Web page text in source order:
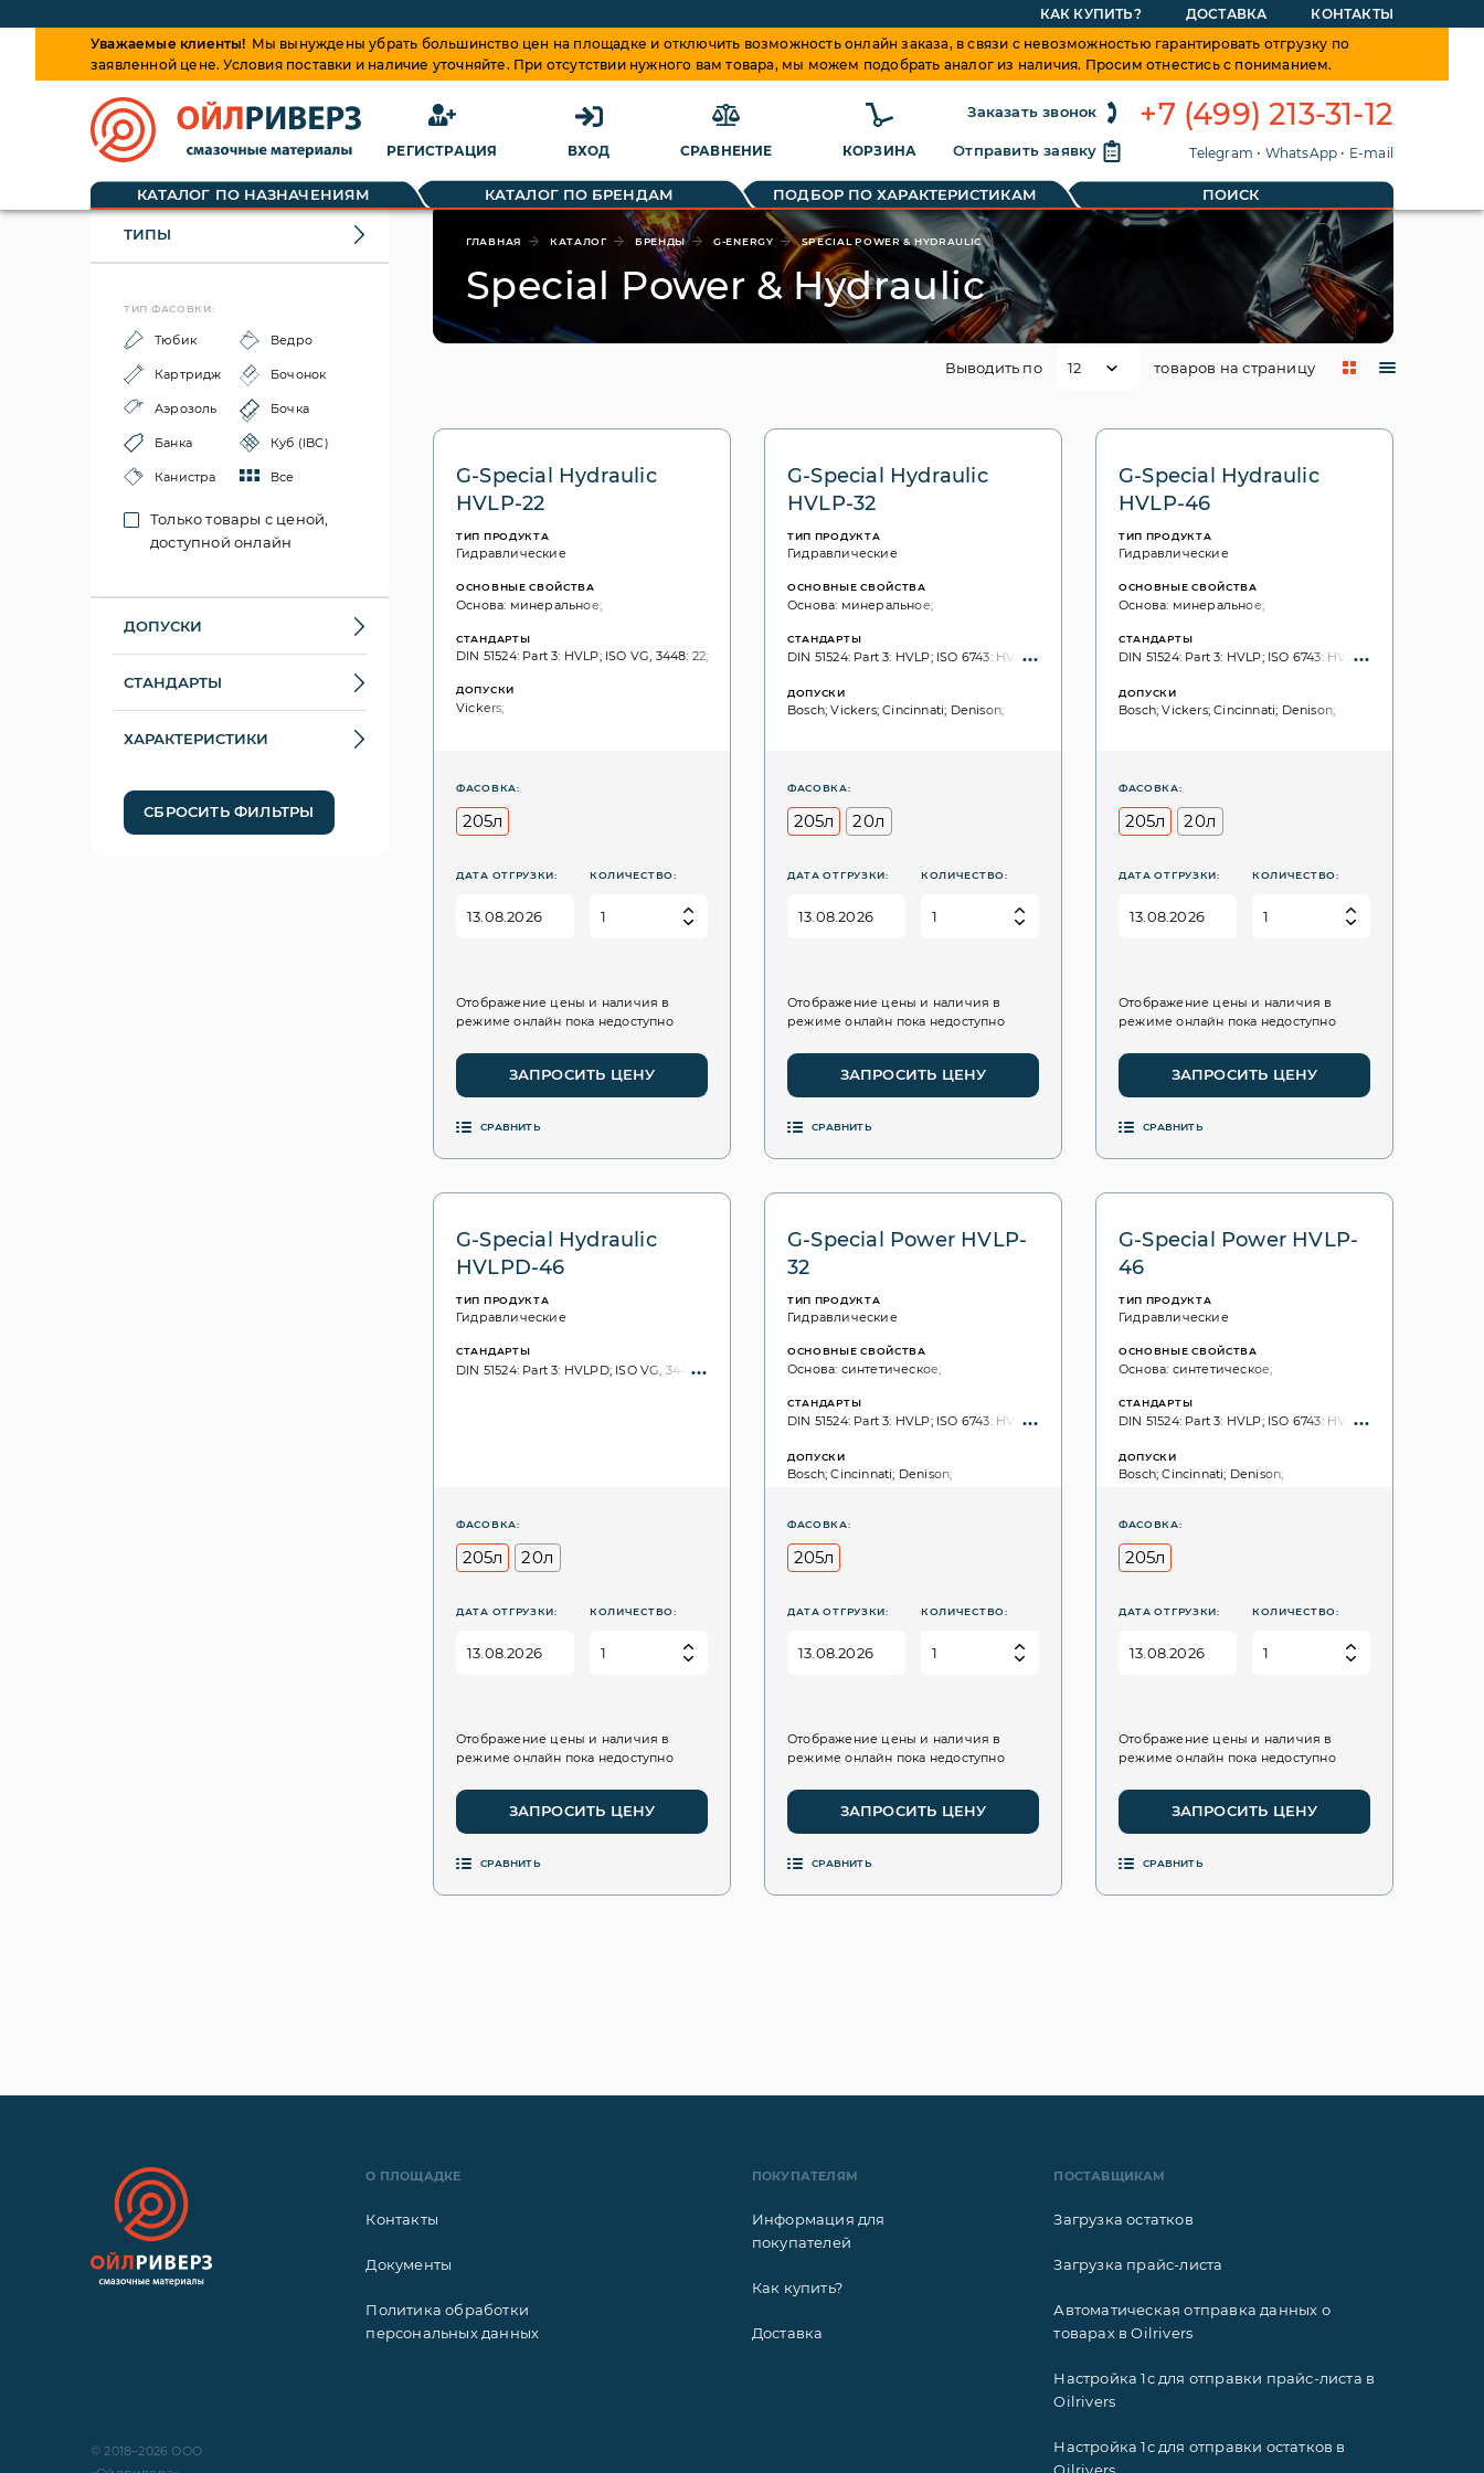
КАК КУПИТЬ? ДОСТАВКА
КОНТАКТЫ
Уважаемые клиенты! Мы вынуждены убрать большинство цен на площадке и отключить возможность онлайн заказа, в связи с невозможностью гарантировать отгрузку по
заявленной цене. Условия поставки и наличие уточняйте. При отсутствии нужного вам товара, мы можем подобрать аналог из наличия. Просим отнестись с пониманием.
РЕГИСТРАЦИЯ ВХОД СРАВНЕНИЕ КОРЗИНА
Заказать звонок
Отправить заявку
+7 (499) 213-31-12
Telegram • WhatsApp • E-mail
ПОИСК
ПОДБОР ПО ХАРАКТЕРИСТИКАМ
КАТАЛОГ ПО БРЕНДАМ
КАТАЛОГ ПО НАЗНАЧЕНИЯМ
ТИПЫ
ТИП ФАСОВКИ:
Тюбик Ведро
Картридж Бочонок
Аэрозоль Бочка
Банка Куб (IBC)
Канистра Все
Только товары с ценой,
доступной онлайн
ДОПУСКИ
СТАНДАРТЫ
ХАРАКТЕРИСТИКИ
СБРОСИТЬ ФИЛЬТРЫ
ГЛАВНАЯ КАТАЛОГ БРЕНДЫ G-ENERGY SPECIAL POWER & HYDRAULIC
Special Power & Hydraulic
Выводить по товаров на страницу
G-Special Hydraulic
HVLP-22
ТИП ПРОДУКТА
Гидравлические
ОСНОВНЫЕ СВОЙСТВА
Основа: минеральное;
СТАНДАРТЫ
DIN 51524: Part 3: HVLP; ISO VG, 3448: 22;
ДОПУСКИ
Vickers;
ФАСОВКА:
205л
ДАТА ОТГРУЗКИ: КОЛИЧЕСТВО:
Отображение цены и наличия в
режиме онлайн пока недоступно
ЗАПРОСИТЬ ЦЕНУ
СРАВНИТЬ
G-Special Hydraulic
HVLP-32
ТИП ПРОДУКТА
Гидравлические
ОСНОВНЫЕ СВОЙСТВА
Основа: минеральное;
СТАНДАРТЫ
DIN 51524: Part 3: HVLP; ISO 6743: HV; ISO: 11158; ISO VG, 3448: 32;
ДОПУСКИ
Bosch; Vickers; Cincinnati; Denison;
ФАСОВКА:
205л 20л
ДАТА ОТГРУЗКИ: КОЛИЧЕСТВО:
Отображение цены и наличия в
режиме онлайн пока недоступно
ЗАПРОСИТЬ ЦЕНУ
СРАВНИТЬ
G-Special Hydraulic
HVLP-46
ТИП ПРОДУКТА
Гидравлические
ОСНОВНЫЕ СВОЙСТВА
Основа: минеральное;
СТАНДАРТЫ
DIN 51524: Part 3: HVLP; ISO 6743: HV; ISO: 11158; ISO VG,
ДОПУСКИ
Bosch; Vickers; Cincinnati; Denison;
ФАСОВКА:
205л 20л
ДАТА ОТГРУЗКИ: КОЛИЧЕСТВО:
Отображение цены и наличия в
режиме онлайн пока недоступно
ЗАПРОСИТЬ ЦЕНУ
СРАВНИТЬ
G-Special Hydraulic
HVLPD-46
ТИП ПРОДУКТА
Гидравлические
СТАНДАРТЫ
DIN 51524: Part 3: HVLPD; ISO VG, 3448: 46;
ФАСОВКА:
205л 20л
ДАТА ОТГРУЗКИ: КОЛИЧЕСТВО:
Отображение цены и наличия в
режиме онлайн пока недоступно
ЗАПРОСИТЬ ЦЕНУ
СРАВНИТЬ
G-Special Power HVLP-
32
ТИП ПРОДУКТА
Гидравлические
ОСНОВНЫЕ СВОЙСТВА
Основа: синтетическое;
СТАНДАРТЫ
DIN 51524: Part 3: HVLP; ISO 6743: HV; ISO: 11158; ISO VG, 3448: 32;
ДОПУСКИ
Bosch; Cincinnati; Denison;
ФАСОВКА:
205л
ДАТА ОТГРУЗКИ: КОЛИЧЕСТВО:
Отображение цены и наличия в
режиме онлайн пока недоступно
ЗАПРОСИТЬ ЦЕНУ
СРАВНИТЬ
G-Special Power HVLP-
46
ТИП ПРОДУКТА
Гидравлические
ОСНОВНЫЕ СВОЙСТВА
Основа: синтетическое;
СТАНДАРТЫ
DIN 51524: Part 3: HVLP; ISO 6743: HV; ISO: 11158; ISO VG,
ДОПУСКИ
Bosch; Cincinnati; Denison;
ФАСОВКА:
205л
ДАТА ОТГРУЗКИ: КОЛИЧЕСТВО:
Отображение цены и наличия в
режиме онлайн пока недоступно
ЗАПРОСИТЬ ЦЕНУ
СРАВНИТЬ
© 2018–2026 ООО
О ПЛОЩАДКЕ
Контакты
Документы
Политика обработки
персональных данных
ПОКУПАТЕЛЯМ
Информация для
покупателей
Как купить?
Доставка
ПОСТАВЩИКАМ
Загрузка остатков
Загрузка прайс-листа
Автоматическая отправка данных о
товарах в Oilrivers
Настройка 1с для отправки прайс-листа в
Oilrivers
Настройка 1с для отправки остатков в